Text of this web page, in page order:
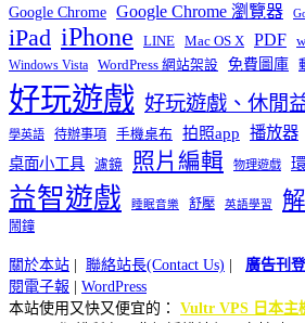
Google Chrome Google Chrome 瀏覽器
iPad iPhone LINE Mac OS X PDF
Windows Vista WordPress 網站架設 免費圖庫
好玩遊戲 好玩遊戲、休閒
學英語 待辦事項 手機桌布 拍照app 播放器
桌面小工具 濾鏡 照片編輯 物理遊戲
益智遊戲 睡眠音樂 舒壓 英語學習
鬧鐘
關於本站 | 聯絡站長(Contact Us) | 廣告刊登
閱電子報 | WordPress
本站使用又快又便宜的： Vultr VPS 日本主